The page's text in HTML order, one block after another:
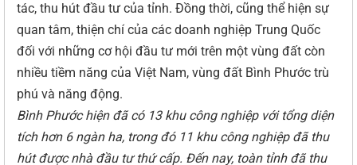
tác, thu hút đầu tư của tỉnh. Đồng thời, cũng thể hiện sự
quan tâm, thiện chí của các doanh nghiệp Trung Quốc
đối với những cơ hội đầu tư mới trên một vùng đất còn
nhiều tiềm năng của Việt Nam, vùng đất Bình Phước trù
phú và năng động.
Bình Phước hiện đã có 13 khu công nghiệp với tổng diện
tích hơn 6 ngàn ha, trong đó 11 khu công nghiệp đã thu
hút được nhà đầu tư thứ cấp. Đến nay, toàn tỉnh đã thu